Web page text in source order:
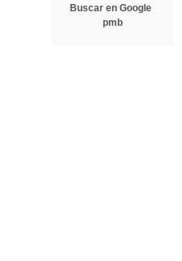
Buscar en Google
pmb